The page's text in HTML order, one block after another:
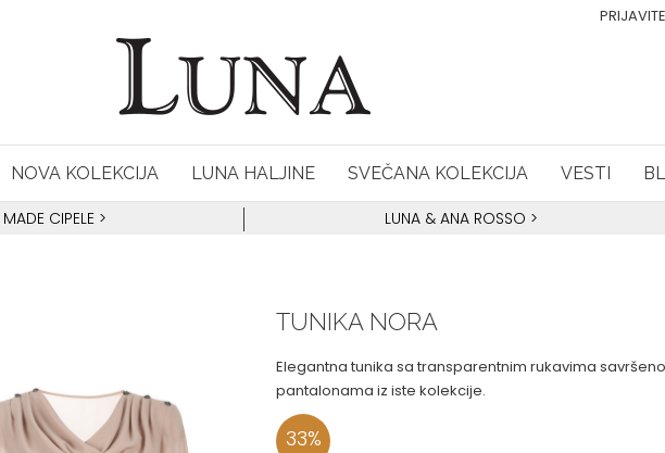
NOVA KOLEKCIJA LUNA HALJINE SVEČANA KOLEKCIJA VESTI
CIPELE > LUNA & ANA ROSSO >
TUNIKA NORA
Elegantna tunika sa transparentnim rukavima
pantalonama iz iste kolekcije.
33%